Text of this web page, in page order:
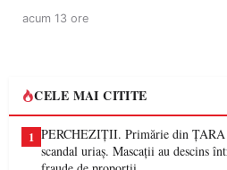
acum 13 ore
CELE MAI CITITE
1 PERCHEZIȚII. Primărie din
scandal uriaș. Mascații au descins